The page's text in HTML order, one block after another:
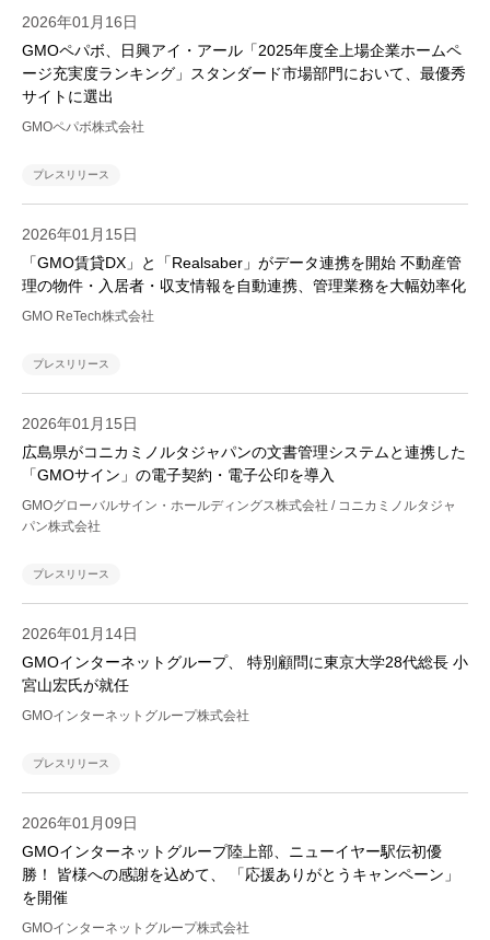
2026年01月16日
GMOペパボ、日興アイ・アール「2025年度全上場企業ホームペ
ージ充実度ランキング」スタンダード市場部門において、最優秀
サイトに選出
GMOペパボ株式会社
プレスリリース
2026年01月15日
「GMO賃貸DX」と「Realsaber」がデータ連携を開始 不動産管
理の物件・入居者・収支情報を自動連携、管理業務を大幅効率化
GMO ReTech株式会社
プレスリリース
2026年01月15日
広島県がコニカミノルタジャパンの文書管理システムと連携した
「GMOサイン」の電子契約・電子公印を導入
GMOグローバルサイン・ホールディングス株式会社 / コニカミノルタジャ
パン株式会社
プレスリリース
2026年01月14日
GMOインターネットグループ、 特別顧問に東京大学28代総長 小
宮山宏氏が就任
GMOインターネットグループ株式会社
プレスリリース
2026年01月09日
GMOインターネットグループ陸上部、ニューイヤー駅伝初優
勝！ 皆様への感謝を込めて、 「応援ありがとうキャンペーン」
を開催
GMOインターネットグループ株式会社